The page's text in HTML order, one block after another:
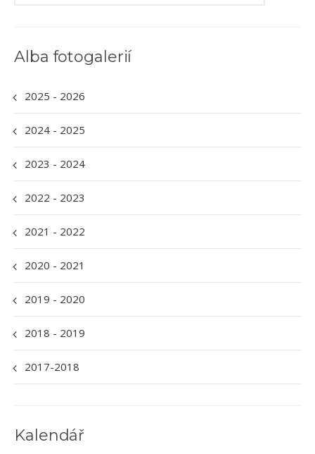
Alba fotogalerií
2025 - 2026
2024 - 2025
2023 - 2024
2022 - 2023
2021 - 2022
2020 - 2021
2019 - 2020
2018 - 2019
2017-2018
Kalendář